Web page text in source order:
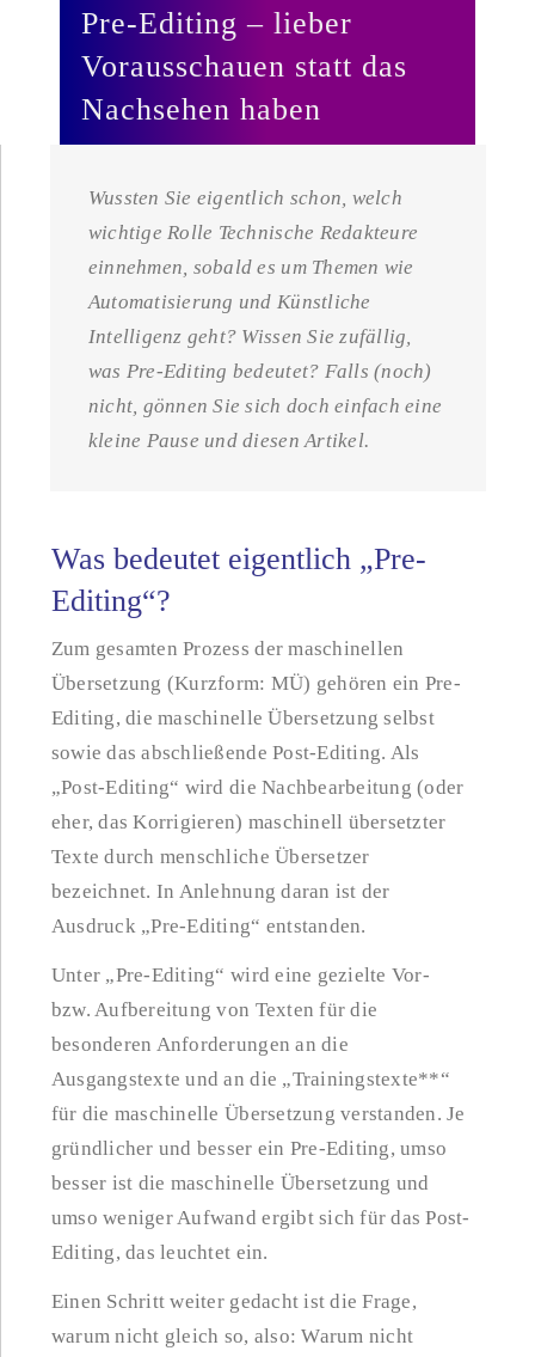
Pre-Editing – lieber
Vorausschauen statt das
Nachsehen haben
Wussten Sie eigentlich schon, welch
wichtige Rolle Technische Redakteure
einnehmen, sobald es um Themen wie
Automatisierung und Künstliche
Intelligenz geht? Wissen Sie zufällig,
was Pre-Editing bedeutet? Falls (noch)
nicht, gönnen Sie sich doch einfach eine
kleine Pause und diesen Artikel.
Was bedeutet eigentlich „Pre-
Editing“?
Zum gesamten Prozess der maschinellen
Übersetzung (Kurzform: MÜ) gehören ein Pre-
Editing, die maschinelle Übersetzung selbst
sowie das abschließende Post-Editing. Als
„Post-Editing“ wird die Nachbearbeitung (oder
eher, das Korrigieren) maschinell übersetzter
Texte durch menschliche Übersetzer
bezeichnet. In Anlehnung daran ist der
Ausdruck „Pre-Editing“ entstanden.
Unter „Pre-Editing“ wird eine gezielte Vor-
bzw. Aufbereitung von Texten für die
besonderen Anforderungen an die
Ausgangstexte und an die „Trainingstexte**“
für die maschinelle Übersetzung verstanden. Je
gründlicher und besser ein Pre-Editing, umso
besser ist die maschinelle Übersetzung und
umso weniger Aufwand ergibt sich für das Post-
Editing, das leuchtet ein.
Einen Schritt weiter gedacht ist die Frage,
warum nicht gleich so, also: Warum nicht